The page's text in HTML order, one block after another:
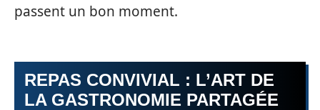
passent un bon moment.
REPAS CONVIVIAL : L’ART DE
LA GASTRONOMIE PARTAGÉE